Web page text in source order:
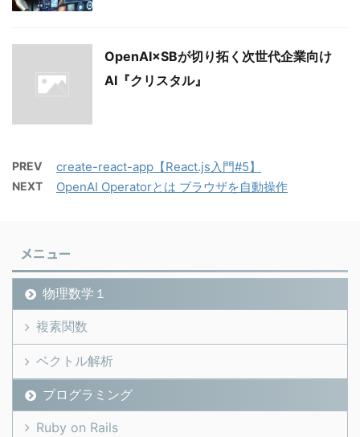
OpenAI×SBが切り拓く次世代企業向け
AI『クリスタル』
PREV create-react-app【React.js入門#5】
NEXT OpenAI Operatorとは ブラウザを自動操作
メニュー
物理数学１
複素関数
ベクトル解析
プログラミング
Ruby on Rails